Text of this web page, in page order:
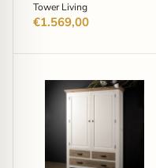
Tower Living
€1.569,00
Tower
wit